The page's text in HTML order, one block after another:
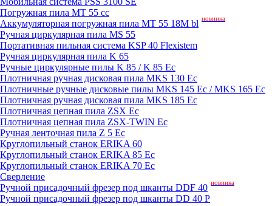
Погружная пила MT 55 cc
Аккумуляторная погружная пила MT 55 18M bl новинка
Ручная циркулярная пила MS 55
Портативная пильная система KSP 40 Flexistem
Ручная циркулярная пила K 65
Ручные циркулярные пилы K 85 / K 85 Ec
Плотничная ручная дисковая пила MKS 130 Ec
Плотничные ручные дисковые пилы MKS 145 Ec / MKS 165 Ec
Плотничная ручная дисковая пила MKS 185 Ec
Плотничная цепная пила ZSX Ec
Плотничная цепная пила ZSX-TWIN Ec
Ручная ленточная пила Z 5 Ec
Круглопильный станок ERIKA 60
Круглопильный станок ERIKA 85 Ec
Круглопильный станок ERIKA 70 Ec
Сверление
Ручной присадочный фрезер под шканты DDF 40 новинка
Ручной присадочный фрезер под шканты DD 40 P